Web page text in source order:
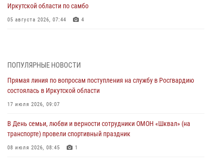
Иркутской области по самбо
05 августа 2026, 07:44 4
04 августа 2026, 07:14 3
Росгвардейцы потушили загоревшийся автомобиль в Иркутске
03 августа 2026, 04:55
Дню Воздушно-десантных войск в Иркутской области
03 августа 2026, 03:32
ПОПУЛЯРНЫЕ НОВОСТИ
Прямая линия по вопросам поступления на службу в Росгвардию
состоялась в Иркутской области
17 июля 2026, 09:07
В День семьи, любви и верности сотрудники ОМОН «Шквал» (на
транспорте) провели спортивный праздник
08 июля 2026, 08:45 1